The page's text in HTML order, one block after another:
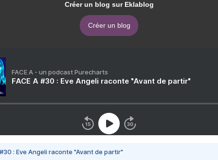
Créer un blog sur Eklablog
Créer un blog
FACE A - un podcast Purecharts
FACE A #30 : Eve Angeli raconte "Avant de partir"
#30 : Eve Angeli raconte "Avant de partir"